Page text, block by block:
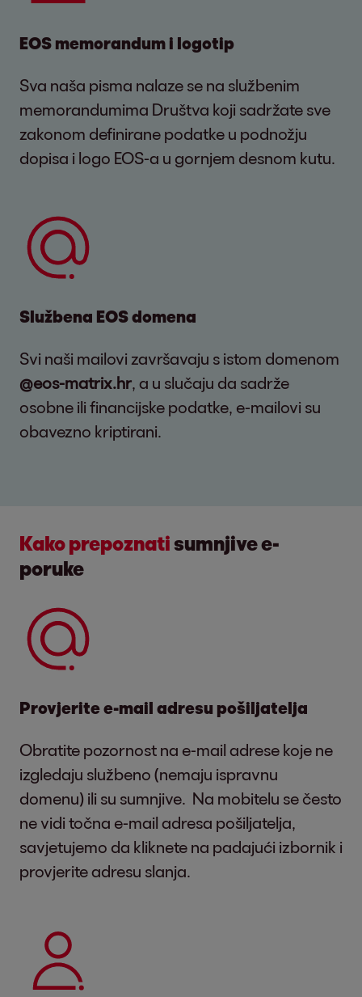
EOS memorandum i logotip
Sva naša pisma nalaze se na službenim
memorandumima Društva koji sadržate sve
zakonom definirane podatke u podnožju
dopisa i logo EOS-a u gornjem desnom kutu.
Službena EOS domena
Svi naši mailovi završavaju s istom domenom
@eos-matrix.hr, a u slučaju da sadrže
osobne ili financijske podatke, e-mailovi su
obavezno kriptirani.
Kako prepoznatisumnjive e-
poruke
Provjerite e-mail adresu pošiljatelja
Obratite pozornost na e-mail adrese koje ne
izgledaju službeno (nemaju ispravnu
domenu) ili su sumnjive. Na mobitelu se često
ne vidi točna e-mail adresa pošiljatelja,
savjetujemo da kliknete na padajući izbornik i
provjerite adresu slanja.